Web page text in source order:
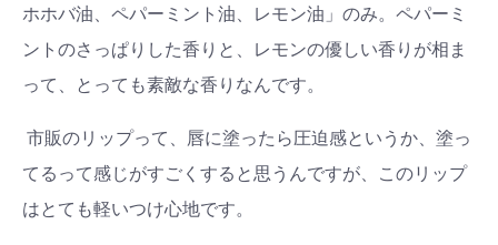
ホホバ油、ペパーミント油、レモン油」のみ。ペパーミ
ントのさっぱりした香りと、レモンの優しい香りが相ま
って、とっても素敵な香りなんです。
市販のリップって、唇に塗ったら圧迫感というか、塗っ
てるって感じがすごくすると思うんですが、このリップ
はとても軽いつけ心地です。